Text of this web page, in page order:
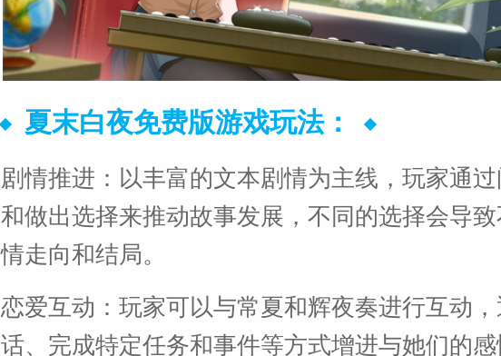
夏末白夜免费版游戏玩法：
剧情推进：以丰富的文本剧情为主线，玩家通
和做出选择来推动故事发展，不同的选择会导
情走向和结局。
恋爱互动：玩家可以与常夏和辉夜奏进行互动
话、完成特定任务和事件等方式增进与她们的